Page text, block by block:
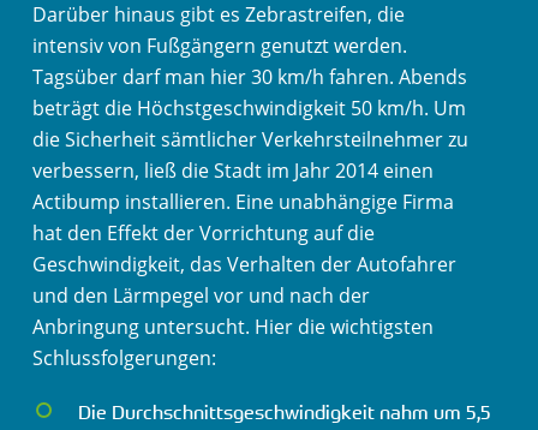
Darüber hinaus gibt es Zebrastreifen, die
intensiv von Fußgängern genutzt werden.
Tagsüber darf man hier 30 km/h fahren. Abends
beträgt die Höchstgeschwindigkeit 50 km/h. Um
die Sicherheit sämtlicher Verkehrsteilnehmer zu
verbessern, ließ die Stadt im Jahr 2014 einen
Actibump installieren. Eine unabhängige Firma
hat den Effekt der Vorrichtung auf die
Geschwindigkeit, das Verhalten der Autofahrer
und den Lärmpegel vor und nach der
Anbringung untersucht. Hier die wichtigsten
Schlussfolgerungen:
Die Durchschnittsgeschwindigkeit nahm um 5,5